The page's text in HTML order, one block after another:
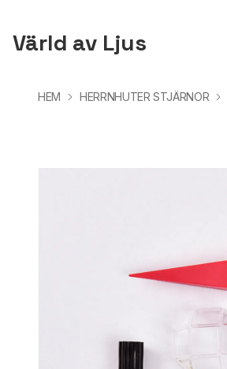
Värld av Ljus
HEM HERRNHUTER STJÄRNOR